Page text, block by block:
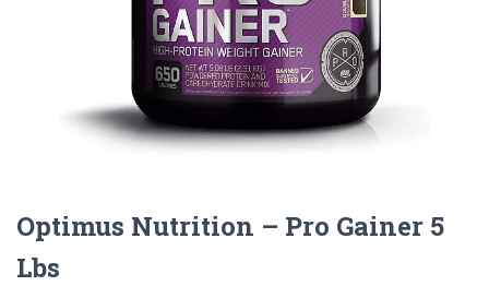
Optimus Nutrition – Pro Gainer 5
Lbs